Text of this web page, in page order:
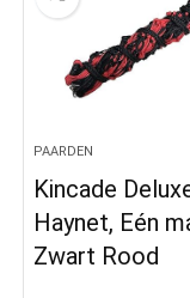
PAARDEN
Kincade
Haynet, Eén
Zwart Rood